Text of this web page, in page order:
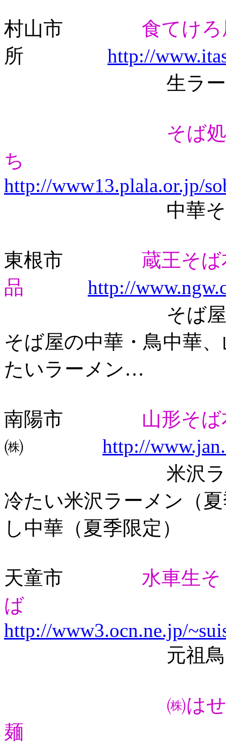
村山市 食てけ
所 http://
生ラーメ
そば
ち
http://www13.plala.or.jp/
中華そば、つ
東根市 蔵王そば
品
http://
そば屋の中華
そば屋の中華・鳥中華
たいラーメン…
南陽市 山形そ
㈱ http://
米沢ラーメン
冷たい米沢ラーメン（
し中華（夏季限定）
天童市 水車生そ
ば
http://www3.ocn.ne.jp/
元祖鳥中
㈱は
麺